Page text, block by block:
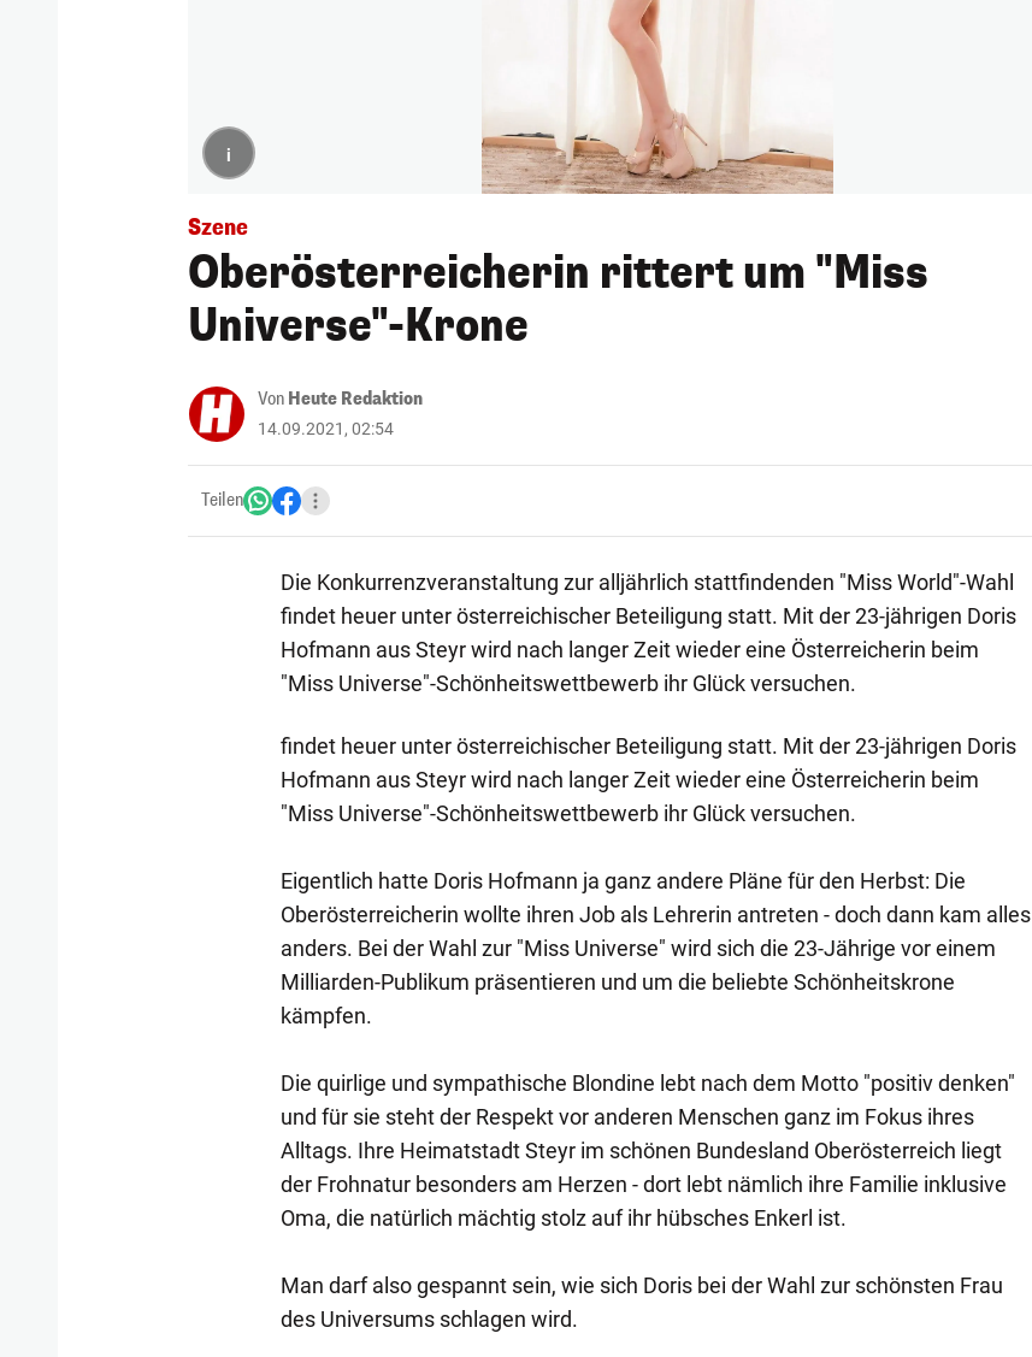
i
Szene
Oberösterreicherin rittert um "Miss
Universe"-Krone
Von Heute Redaktion
14.09.2021, 02:54
Teilen
Die Konkurrenzveranstaltung zur alljährlich stattfindenden "Miss World"-Wahl
findet heuer unter österreichischer Beteiligung statt. Mit der 23-jährigen Doris
Hofmann aus Steyr wird nach langer Zeit wieder eine Österreicherin beim
"Miss Universe"-Schönheitswettbewerb ihr Glück versuchen.
findet heuer unter österreichischer Beteiligung statt. Mit der 23-jährigen Doris
Hofmann aus Steyr wird nach langer Zeit wieder eine Österreicherin beim
"Miss Universe"-Schönheitswettbewerb ihr Glück versuchen.
Eigentlich hatte Doris Hofmann ja ganz andere Pläne für den Herbst: Die
Oberösterreicherin wollte ihren Job als Lehrerin antreten - doch dann kam alles
anders. Bei der Wahl zur "Miss Universe" wird sich die 23-Jährige vor einem
Milliarden-Publikum präsentieren und um die beliebte Schönheitskrone
kämpfen.
Die quirlige und sympathische Blondine lebt nach dem Motto "positiv denken"
und für sie steht der Respekt vor anderen Menschen ganz im Fokus ihres
Alltags. Ihre Heimatstadt Steyr im schönen Bundesland Oberösterreich liegt
der Frohnatur besonders am Herzen - dort lebt nämlich ihre Familie inklusive
Oma, die natürlich mächtig stolz auf ihr hübsches Enkerl ist.
Man darf also gespannt sein, wie sich Doris bei der Wahl zur schönsten Frau
des Universums schlagen wird.